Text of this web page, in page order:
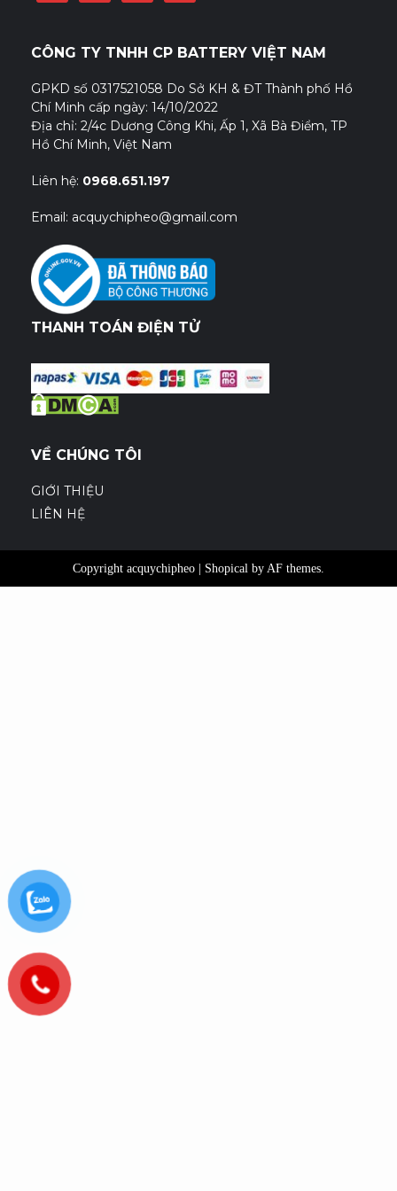
CÔNG TY TNHH CP BATTERY VIỆT NAM
GPKD số 0317521058 Do Sở KH & ĐT Thành phố Hồ
Chí Minh cấp ngày: 14/10/2022
Địa chỉ: 2/4c Dương Công Khi, Ấp 1, Xã Bà Điểm, TP
Hồ Chí Minh, Việt Nam
Liên hệ: 0968.651.197
Email: acquychipheo@gmail.com
THANH TOÁN ĐIỆN TỬ
VỀ CHÚNG TÔI
GIỚI THIỆU
LIÊN HỆ
Copyright acquychipheo | Shopical by AF themes.